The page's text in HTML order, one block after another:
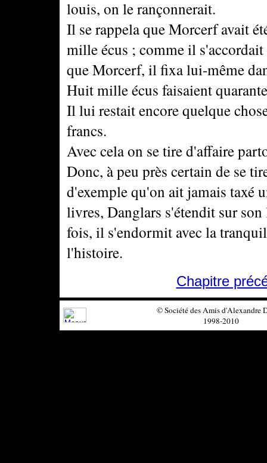
louis, on le rançonnerait.
Il se rappela que Morcerf avait
mille écus ; comme il
que Morcerf, il fixa lui-même
Huit mille écus faisaient
Il lui restait encore quelque
francs.
Avec cela on se tire d'affaire
Donc, à peu près certain de se
d'exemple qu'on ait jamais taxé
livres, Danglars s'étendit sur
fois, il s'endormit avec la
l'histoire.
Chapitre
© Société des Amis d'Alexandre
1998-2010